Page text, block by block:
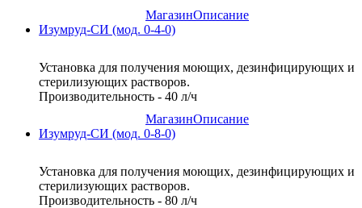
МагазинОписание
Изумруд-СИ (мод. 0-4-0)
Установка для получения моющих, дезинфицирующих и
стерилизующих растворов.
Производительность - 40 л/ч
МагазинОписание
Изумруд-СИ (мод. 0-8-0)
Установка для получения моющих, дезинфицирующих и
стерилизующих растворов.
Производительность - 80 л/ч